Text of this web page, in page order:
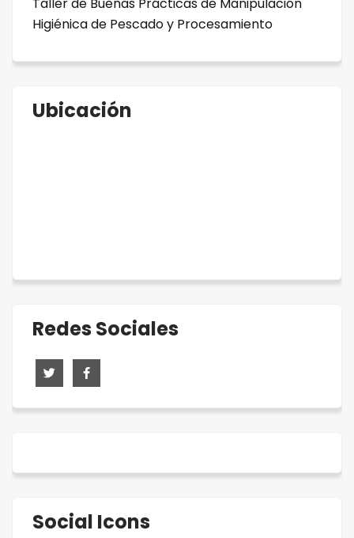
Higiénica de Pescado y Procesamiento
Ubicación
Redes Sociales
Social Icons